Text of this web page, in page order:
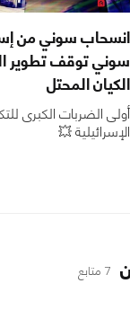
انسحاب سوني من
سوني توقف تطوير
الكيان المحتل
أولى الضربات الكبرى
الإسرائيلية 💥
7 متابع